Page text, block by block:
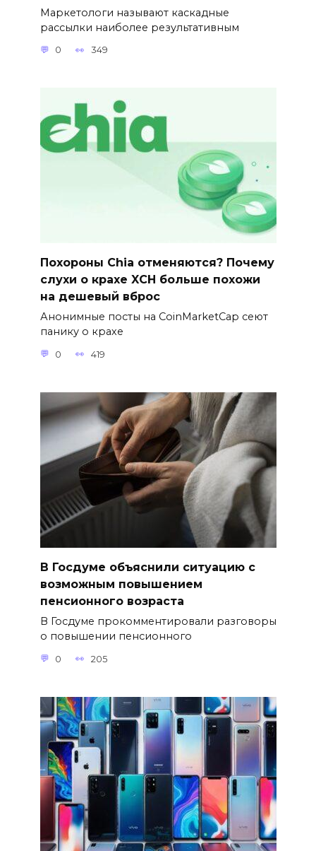
Маркетологи называют каскадные
рассылки наиболее результативным
0 349
Похороны Chia отменяются? Почему
слухи о крахе XCH больше похожи
на дешевый вброс
Анонимные посты на CoinMarketCap сеют
панику о крахе
0 419
В Госдуме объяснили ситуацию с
возможным повышением
пенсионного возраста
В Госдуме прокомментировали разговоры
о повышении пенсионного
0 205